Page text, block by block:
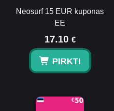
Neosurf 15 EUR kuponas
EE
17.10 €
PIRKTI